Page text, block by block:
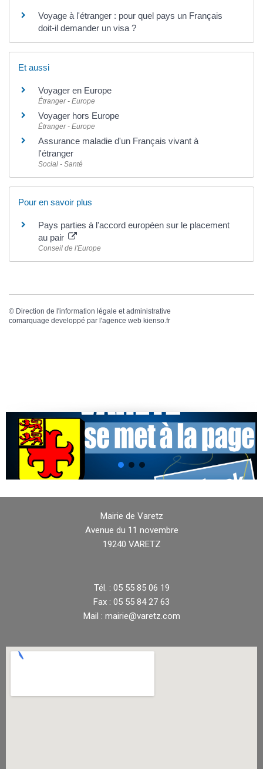
Voyage à l'étranger : pour quel pays un Français
doit-il demander un visa ?
Et aussi
Voyager en Europe
Étranger - Europe
Voyager hors Europe
Étranger - Europe
Assurance maladie d'un Français vivant à
l'étranger
Social - Santé
Pour en savoir plus
Pays parties à l'accord européen sur le placement
au pair
Conseil de l'Europe
© Direction de l'information légale et administrative
comarquage developpé par l'agence web kienso.fr
Mairie de Varetz
Avenue du 11 novembre
19240 VARETZ
Tél. : 05 55 85 06 19
Fax : 05 55 84 27 63
Mail : mairie@varetz.com